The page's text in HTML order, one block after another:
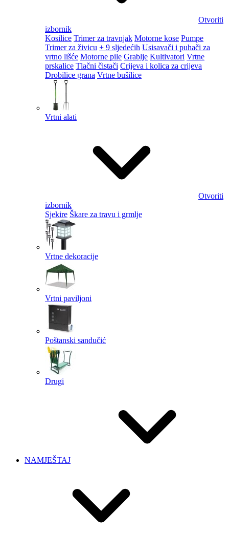
Otvoriti
izbornik
Kosilice Trimer za travnjak Motorne kose Pumpe
Trimer za živicu + 9 sljedećih Usisavači i puhači za
vrtno lišće Motorne pile Grablje Kultivatori Vrtne
prskalice Tlačni čistači Crijeva i kolica za crijeva
Drobilice grana Vrtne bušilice
Vrtni alati
Otvoriti
izbornik
Sjekire Škare za travu i grmlje
Vrtne dekoracije
Vrtni paviljoni
Poštanski sandučić
Drugi
NAMJEŠTAJ